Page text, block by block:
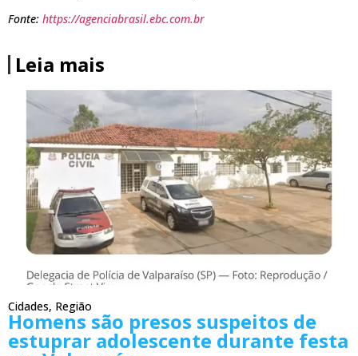
Fonte: https://agenciabrasil.ebc.com.br
Leia mais
Cidades, Região
Homens são presos suspeitos de
estuprar adolescente durante festa